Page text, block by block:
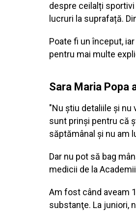
despre ceilalți
lucruri la suprafață.
Poate fi un început,
pentru mai multe
Sara Maria
"Nu ştiu detaliile şi
sunt prinşi pentru că
săptămânal şi nu am
Dar nu pot să bag
medicii de la
Am fost când aveam
substanţe. La juniori,